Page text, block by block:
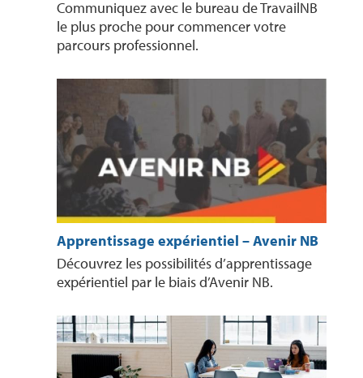
Communiquez avec le bureau de TravailNB
le plus proche pour commencer votre
parcours professionnel.
Apprentissage expérientiel – Avenir NB
Découvrez les possibilités d’apprentissage
expérientiel par le biais d’Avenir NB.